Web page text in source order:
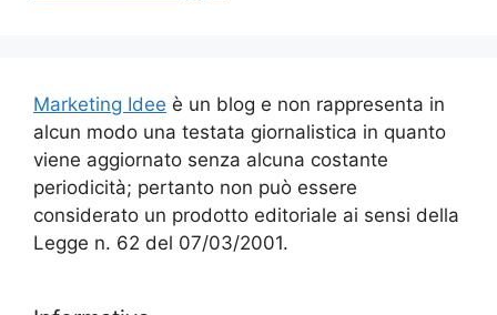
Marketing Idee è un blog e non rappresenta in
alcun modo una testata giornalistica in quanto
viene aggiornato senza alcuna costante
periodicità; pertanto non può essere
considerato un prodotto editoriale ai sensi della
Legge n. 62 del 07/03/2001.